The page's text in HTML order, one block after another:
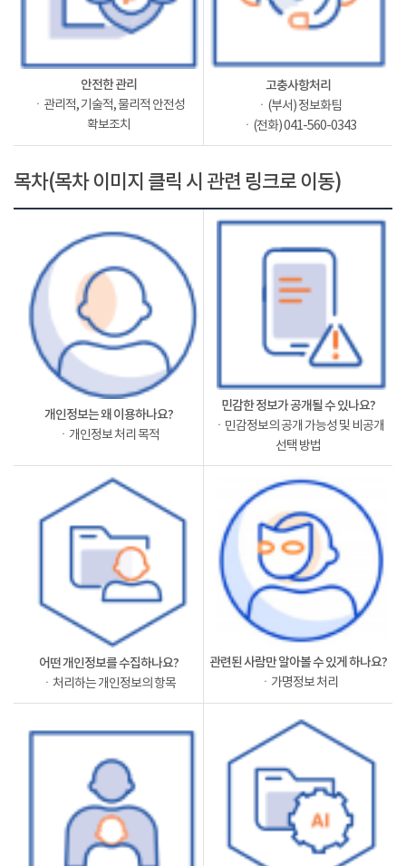
안전한 관리
ㆍ관리적, 기술적, 물리적 안전성
확보조치
고충사항처리
ㆍ(부서) 정보화팀
ㆍ(전화) 041-560-0343
목차(목차 이미지 클릭 시 관련 링크로 이동)
개인정보는 왜 이용하나요?
ㆍ개인정보 처리 목적
민감한 정보가 공개될 수 있나요?
ㆍ민감정보의 공개 가능성 및 비공개
선택 방법
어떤 개인정보를 수집하나요?
ㆍ처리하는 개인정보의 항목
관련된 사람만 알아볼 수 있게 하나요?
ㆍ가명정보 처리